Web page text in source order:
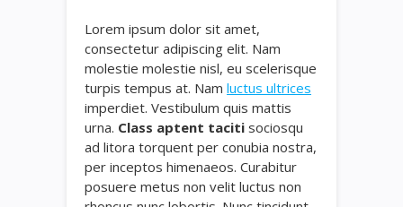
Lorem ipsum dolor sit amet,
consectetur adipiscing elit. Nam
molestie molestie nisl, eu scelerisque
turpis tempus at. Nam luctus ultrices
imperdiet. Vestibulum quis mattis
urna. Class aptent taciti sociosqu
ad litora torquent per conubia nostra,
per inceptos himenaeos. Curabitur
posuere metus non velit luctus non